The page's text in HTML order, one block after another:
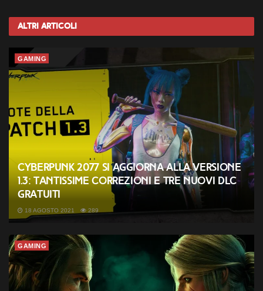
Altri Articoli
GAMING
Cyberpunk 2077 si aggiorna alla versione
1.3: tantissime correzioni e tre nuovi DLC
gratuiti
18 AGOSTO 2021 289
GAMING